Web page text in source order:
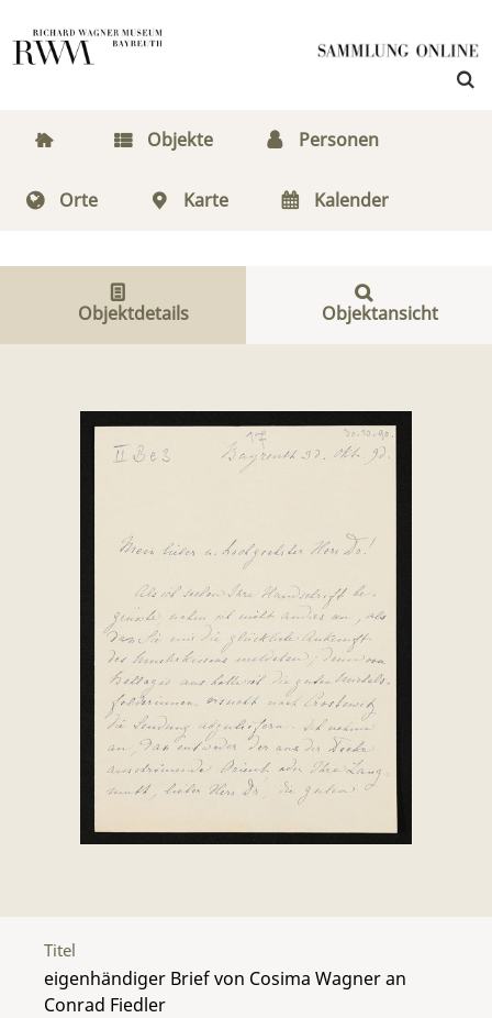
Objekte Personen
Orte Karte Kalender
Objektdetails Objektansicht
Titel
eigenhändiger Brief von Cosima Wagner an
Conrad Fiedler